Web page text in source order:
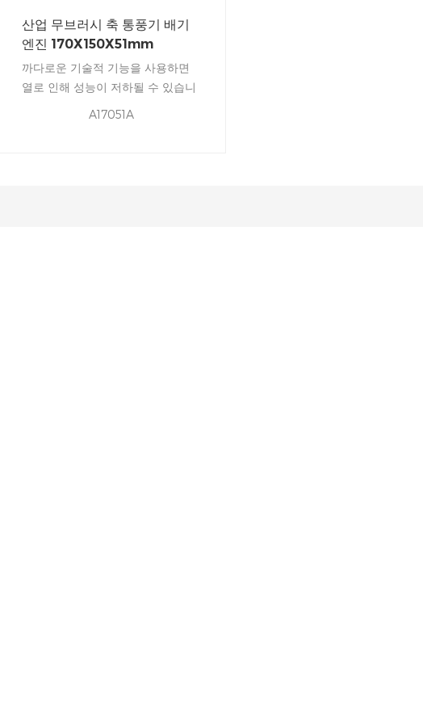
산업 무브러시 축 통풍기 배기
엔진 170X150X51mm
까다로운 기술적 기능을 사용하면
열로 인해 성능이 저하될 수 있습니
A17051A